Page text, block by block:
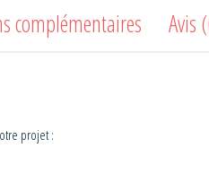
complémentaires Avis
projet :